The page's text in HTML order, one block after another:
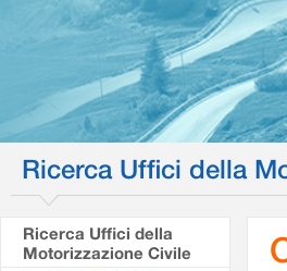
Ricerca Uffici della
Ricerca Uffici della
Motorizzazione Civile